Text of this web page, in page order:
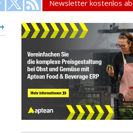
Newsletter kostenlos